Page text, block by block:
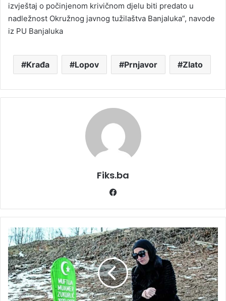
izvještaj o počinjenom krivičnom djelu biti predato u
nadležnost Okružnog javnog tužilaštva Banjaluka”, navode
iz PU Banjaluka
Krađa Lopov Prnjavor Zlato
Fiks.ba
Elma
emotivno
o
suprugu
rahmetli
Muameru
Zukorliću